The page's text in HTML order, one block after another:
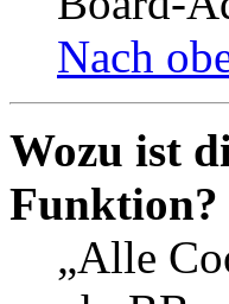
Nach
Wozu ist
Funktion?
„Alle